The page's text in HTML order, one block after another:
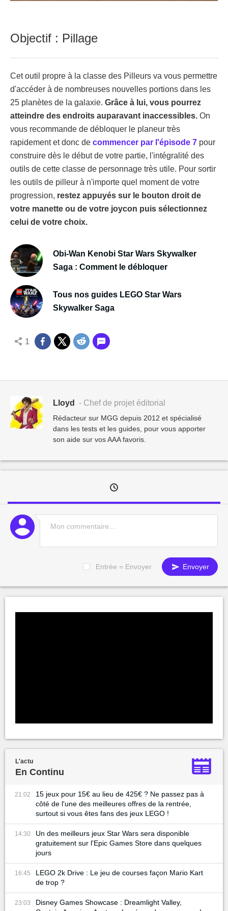
Objectif : Pillage
Cet outil propre à la classe des Pilleurs va vous permettre
d'accéder à de nombreuses nouvelles portions dans les
25 planètes de la galaxie. Grâce à lui, vous pourrez
atteindre des endroits auparavant inaccessibles. On
vous recommande de débloquer le planeur très
rapidement et donc de commencer par l'épisode 7 pour
construire dès le début de votre partie, l'intégralité des
outils de cette classe de personnage très utile. Pour sortir
les outils de pilleur à n'importe quel moment de votre
progression, restez appuyés sur le bouton droit de
votre manette ou de votre joycon puis sélectionnez
celui de votre choix.
Obi-Wan Kenobi Star Wars Skywalker
Saga : Comment le débloquer
Tous nos guides LEGO Star Wars
Skywalker Saga
1
Lloyd - Chef de projet éditorial
Rédacteur sur MGG depuis 2012 et spécialisé
dans les tests et les guides, pour vous apporter
son aide sur vos AAA favoris.
Entrée = Envoyer Envoyer
L'actu
En Continu
21:02
15 jeux pour 15€ au lieu de 425€ ? Ne passez pas à
côté de l'une des meilleures offres de la rentrée,
surtout si vous êtes fans des jeux LEGO !
14:30
Un des meilleurs jeux Star Wars sera disponible
gratuitement sur l'Epic Games Store dans quelques
jours
16:45
LEGO 2k Drive : Le jeu de courses façon Mario Kart
de trop ?
23:03
Disney Games Showcase : Dreamlight Valley,